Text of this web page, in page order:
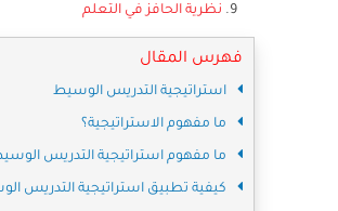
نظرية الحافز في التعلم
فهرس المقال
استراتيجية التدريس الوسيط
ما مفهوم الاستراتيجية؟
ما مفهوم استراتيجية التدريس
كيفية تطبيق استراتيجية التدريس